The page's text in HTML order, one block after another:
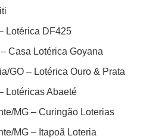
Lotérica DF425
Casa Lotérica Goyana
GO – Lotérica Ouro & Prata
Lotéricas Abaeté
MG – Curingão Loterias
MG – Itapoã Loteria